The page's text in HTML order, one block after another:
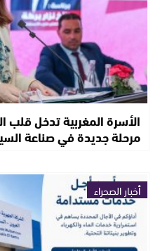
الأسرة المغربية تدخل
مرحلة جديدة في صناعة
أخبار الصحراء